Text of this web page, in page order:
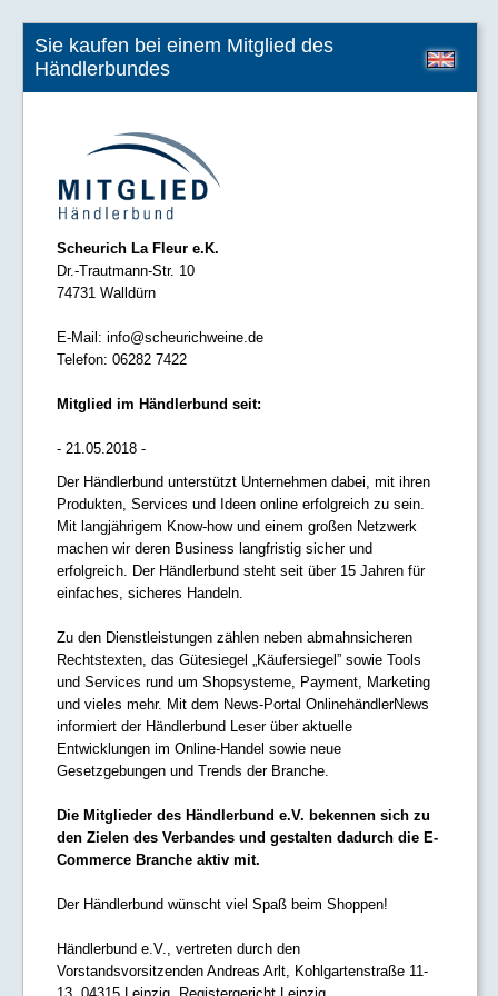
Sie kaufen bei einem Mitglied des
Händlerbundes
Scheurich La Fleur e.K.
Dr.-Trautmann-Str. 10
74731 Walldürn
E-Mail: info@scheurichweine.de
Telefon: 06282 7422
Mitglied im Händlerbund seit:
- 21.05.2018 -
Der Händlerbund unterstützt Unternehmen dabei, mit ihren
Produkten, Services und Ideen online erfolgreich zu sein.
Mit langjährigem Know-how und einem großen Netzwerk
machen wir deren Business langfristig sicher und
erfolgreich. Der Händlerbund steht seit über 15 Jahren für
einfaches, sicheres Handeln.
Zu den Dienstleistungen zählen neben abmahnsicheren
Rechtstexten, das Gütesiegel „Käufersiegel” sowie Tools
und Services rund um Shopsysteme, Payment, Marketing
und vieles mehr. Mit dem News-Portal OnlinehändlerNews
informiert der Händlerbund Leser über aktuelle
Entwicklungen im Online-Handel sowie neue
Gesetzgebungen und Trends der Branche.
Die Mitglieder des Händlerbund e.V. bekennen sich zu
den Zielen des Verbandes und gestalten dadurch die E-
Commerce Branche aktiv mit.
Der Händlerbund wünscht viel Spaß beim Shoppen!
Händlerbund e.V., vertreten durch den
Vorstandsvorsitzenden Andreas Arlt, Kohlgartenstraße 11-